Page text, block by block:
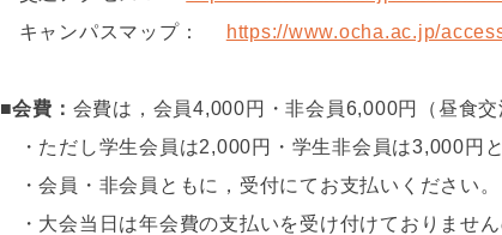
キャンパスマップ：
https://www.ocha.ac.jp/
■会費： 会費は，会員4,000円・非会員6,000円（昼食交
・ただし学生会員は2,000円・学生非会員は3,000円と
・会員・非会員ともに，受付にてお支払いください。
・大会当日は年会費の支払いを受け付けておりません